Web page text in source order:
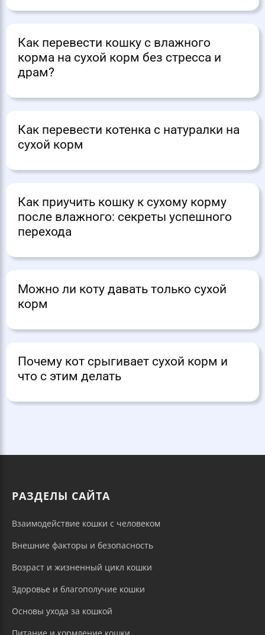
Как перевести кошку с влажного
корма на сухой корм без стресса и
драм?
Как перевести котенка с натуралки на
сухой корм
Как приучить кошку к сухому корму
после влажного: секреты успешного
перехода
Можно ли коту давать только сухой
корм
Почему кот срыгивает сухой корм и
что с этим делать
РАЗДЕЛЫ САЙТА
Взаимодействие кошки с человеком
Внешние факторы и безопасность
Возраст и жизненный цикл кошки
Здоровье и благополучие кошки
Основы ухода за кошкой
Питание и кормление кошки